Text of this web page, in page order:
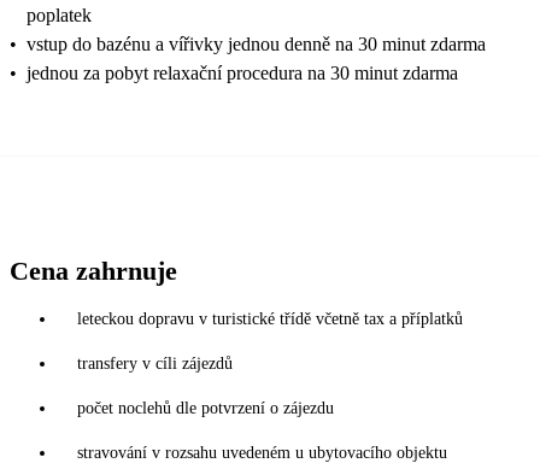
poplatek
• vstup do bazénu a vířivky jednou denně na 30 minut zdarma
• jednou za pobyt relaxační procedura na 30 minut zdarma
Cena zahrnuje
leteckou dopravu v turistické třídě včetně tax a příplatků
transfery v cíli zájezdů
počet noclehů dle potvrzení o zájezdu
stravování v rozsahu uvedeném u ubytovacího objektu